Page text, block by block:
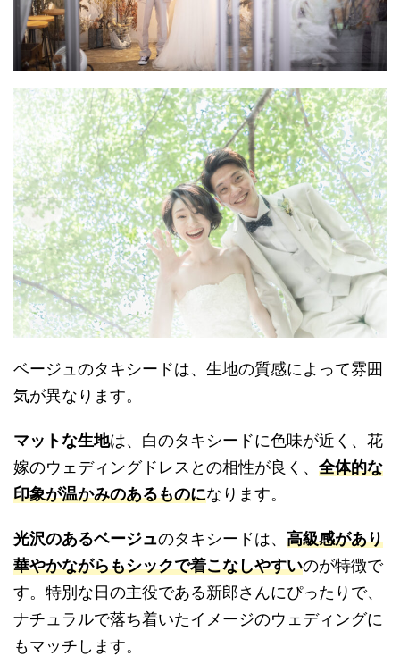
ベージュのタキシードは、生地の質感によって雰囲
気が異なります。
マットな生地は、白のタキシードに色味が近く、花
嫁のウェディングドレスとの相性が良く、 全体的な
印象が温かみのあるものになります。
光沢のあるベージュのタキシードは、 高級感があり
華やかながらもシックで着こなしやすいのが特徴で
す。特別な日の主役である新郎さんにぴったりで、
ナチュラルで落ち着いたイメージのウェディングに
もマッチします。